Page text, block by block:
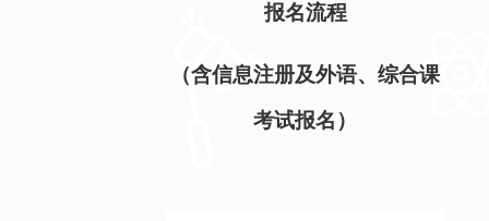
报名流程
（含信息注册及外语、综合课
考试报名）